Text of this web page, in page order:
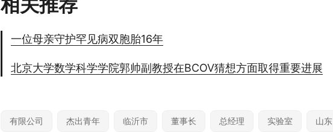
相关推荐
一位母亲守护罕见病双胞胎16年
北京大学数学科学学院郭帅副教授在BCOV猜想方面取得重要进展
有限公司 杰出青年 临沂市 董事长 总经理 实验室 山东